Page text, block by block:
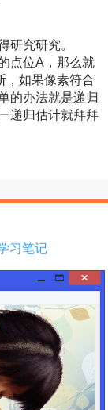
究研究。
点位A，那么就
，如果像素符合
的办法就是递归
递归估计就拜拜
习笔记